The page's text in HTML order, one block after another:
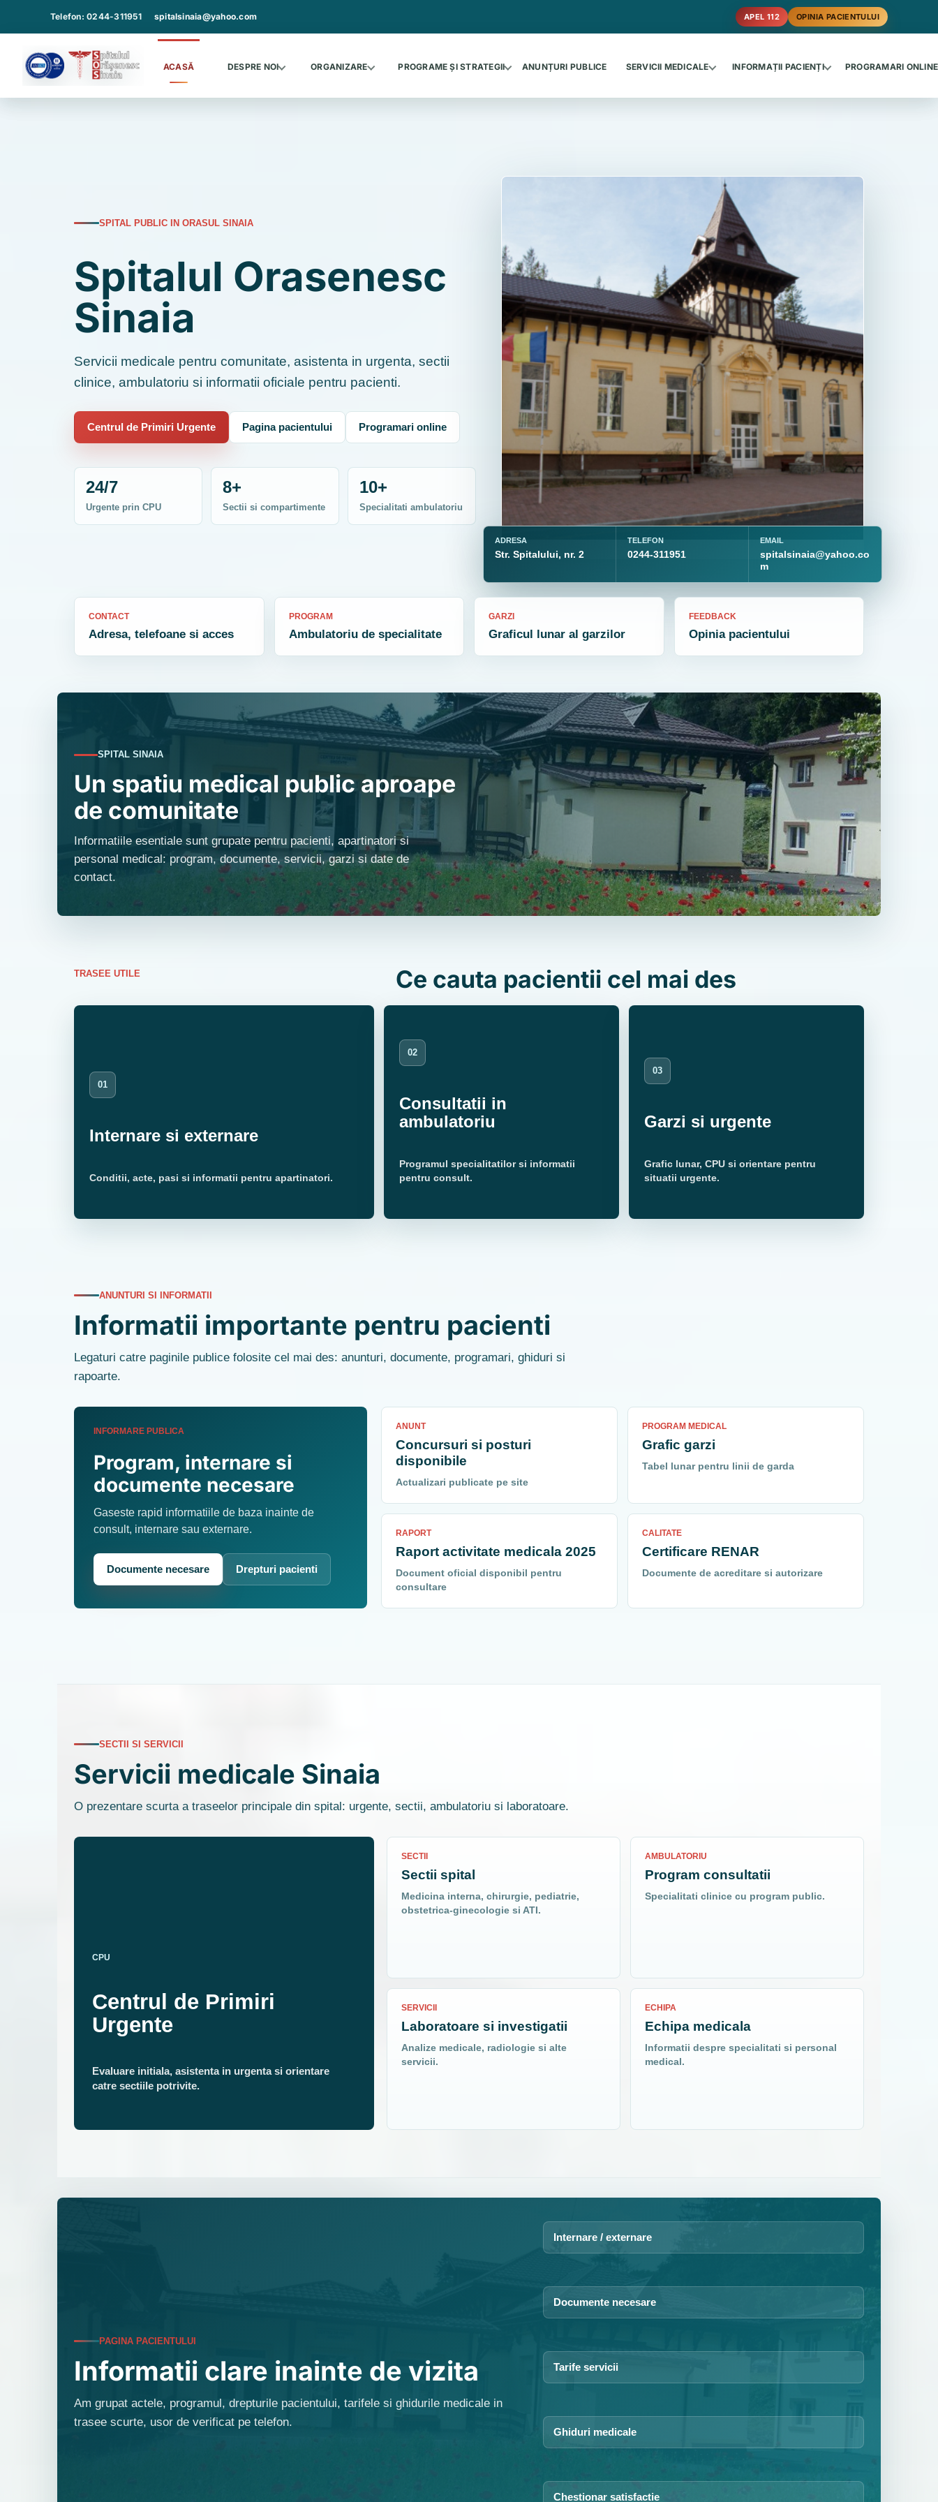
Telefon: 0244-311951 spitalsinaia@yahoo.com APEL 112 OPINIA PACIENTULUI
ACASĂ DESPRE NOI ORGANIZARE PROGRAME ȘI STRATEGII ANUNȚURI PUBLICE SERVICII MEDICALE INFORMAȚII PACIENȚI PROGRAMARI ONLINE
SPITAL PUBLIC IN ORASUL SINAIA
Spitalul Orasenesc
Sinaia
Servicii medicale pentru comunitate, asistenta in urgenta, sectii
clinice, ambulatoriu si informatii oficiale pentru pacienti.
Centrul de Primiri Urgente Pagina pacientului Programari online
24/7
Urgente prin CPU
8+
Sectii si compartimente
10+
Specialitati ambulatoriu
ADRESA
Str. Spitalului, nr. 2
TELEFON
0244-311951
EMAIL
spitalsinaia@yahoo.co
m
CONTACT
Adresa, telefoane si acces
PROGRAM
Ambulatoriu de specialitate
GARZI
Graficul lunar al garzilor
FEEDBACK
Opinia pacientului
SPITAL SINAIA
Un spatiu medical public aproape
de comunitate
Informatiile esentiale sunt grupate pentru pacienti, apartinatori si
personal medical: program, documente, servicii, garzi si date de
contact.
TRASEE UTILE Ce cauta pacientii cel mai des
01
Internare si externare
Conditii, acte, pasi si informatii pentru apartinatori.
02
Consultatii in
ambulatoriu
Programul specialitatilor si informatii
pentru consult.
03
Garzi si urgente
Grafic lunar, CPU si orientare pentru
situatii urgente.
ANUNTURI SI INFORMATII
Informatii importante pentru pacienti
Legaturi catre paginile publice folosite cel mai des: anunturi, documente, programari, ghiduri si
rapoarte.
INFORMARE PUBLICA
Program, internare si
documente necesare
Gaseste rapid informatiile de baza inainte de
consult, internare sau externare.
Documente necesare Drepturi pacienti
ANUNT
Concursuri si posturi
disponibile
Actualizari publicate pe site
PROGRAM MEDICAL
Grafic garzi
Tabel lunar pentru linii de garda
RAPORT
Raport activitate medicala 2025
Document oficial disponibil pentru
consultare
CALITATE
Certificare RENAR
Documente de acreditare si autorizare
SECTII SI SERVICII
Servicii medicale Sinaia
O prezentare scurta a traseelor principale din spital: urgente, sectii, ambulatoriu si laboratoare.
CPU
Centrul de Primiri
Urgente
Evaluare initiala, asistenta in urgenta si orientare
catre sectiile potrivite.
SECTII
Sectii spital
Medicina interna, chirurgie, pediatrie,
obstetrica-ginecologie si ATI.
AMBULATORIU
Program consultatii
Specialitati clinice cu program public.
SERVICII
Laboratoare si investigatii
Analize medicale, radiologie si alte
servicii.
ECHIPA
Echipa medicala
Informatii despre specialitati si personal
medical.
PAGINA PACIENTULUI
Informatii clare inainte de vizita
Am grupat actele, programul, drepturile pacientului, tarifele si ghidurile medicale in
trasee scurte, usor de verificat pe telefon.
Internare / externare
Documente necesare
Tarife servicii
Ghiduri medicale
Chestionar satisfactie